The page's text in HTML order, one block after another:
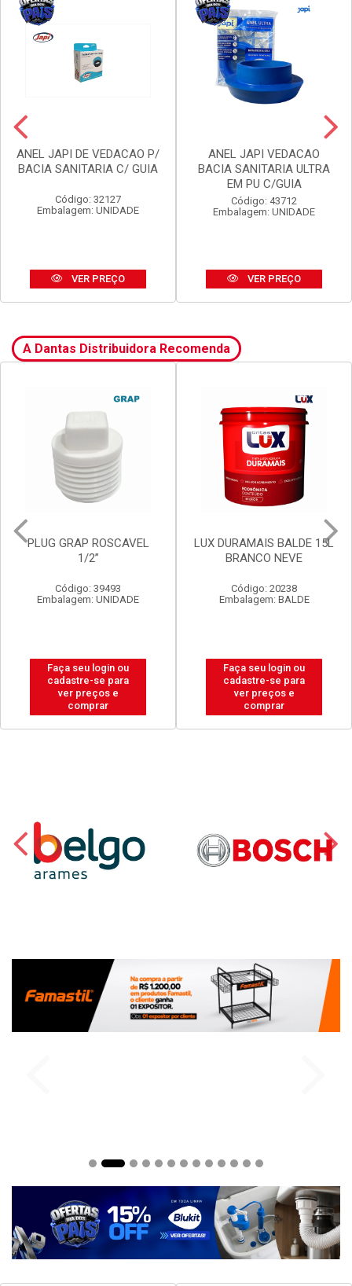
ANEL JAPI DE VEDACAO P/
BACIA SANITARIA C/ GUIA
Código: 32127
Embalagem: UNIDADE
VER PREÇO
ANEL JAPI VEDACAO
BACIA SANITARIA ULTRA
EM PU C/GUIA
Código: 43712
Embalagem: UNIDADE
VER PREÇO
A Dantas Distribuidora Recomenda
PLUG GRAP ROSCAVEL
1/2”
Código: 39493
Embalagem: UNIDADE
Faça seu login ou
cadastre-se para
ver preços e
comprar
LUX DURAMAIS BALDE 15L
BRANCO NEVE
Código: 20238
Embalagem: BALDE
Faça seu login ou
cadastre-se para
ver preços e
comprar